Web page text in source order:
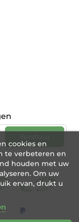
cookies en
te verbeteren en
houden met uw
Om uw
ervan, drukt u